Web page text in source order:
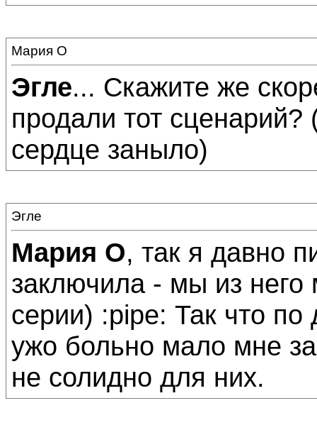
Мария О
Эгле... Скажите же
продали тот
сердце заныло)
Эгле
Мария О, так я давно
заключила - мы из
серии) :pipe: Так что
ужо больно мало мне
не солидно для них.